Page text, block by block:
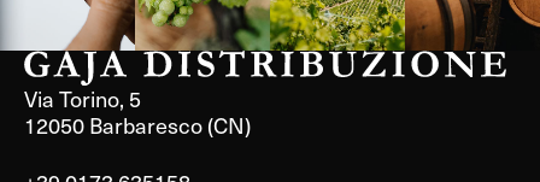
Via Torino, 5
12050 Barbaresco (CN)